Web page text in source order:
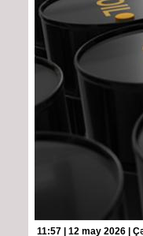
11:57 | 12 may 2026 |